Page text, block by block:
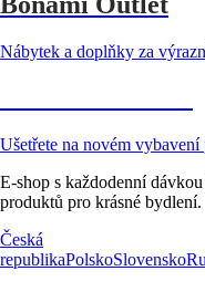
Nábytek a doplňky za
Ušetřete na novém
E-shop s každodenní
produktů pro krásné bydlení.
Česká
republikaPolskoSlovensko